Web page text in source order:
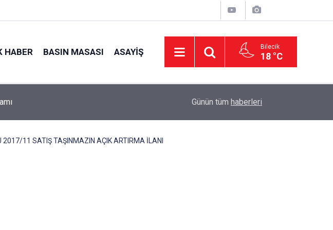
HABER BASIN MASASI ASAYIŞ Bilecik
18 °C
İl Genel Meclisi’nden okullara 1.8 milyon TL
Günün tüm haberleri
2017/11 SATIŞ TAŞINMAZIN AÇIK ARTIRMA İLANI